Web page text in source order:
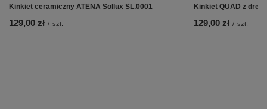
Kinkiet ceramiczny ATENA Sollux SL.0001
129,00 zł / szt.
Kinkiet QUAD z
129,00 zł / szt.